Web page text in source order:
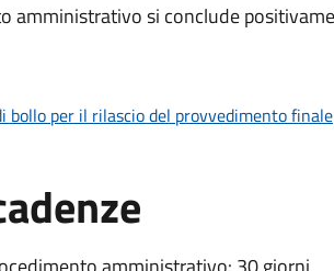
amministrativo si conclude
bollo per il rilascio del provvedimento finale